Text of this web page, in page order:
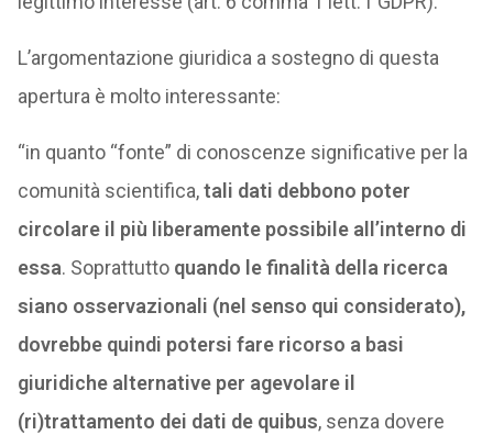
L’argomentazione giuridica a sostegno di questa
apertura è molto interessante:
“in quanto “fonte” di conoscenze significative per la
comunità scientifica,tali dati debbono poter
circolare il più liberamente possibile all’interno di
essa. Soprattutto quando le finalità della ricerca
siano osservazionali (nel senso qui considerato),
dovrebbe quindi potersi fare ricorso a basi
giuridiche alternative per agevolare il
(ri)trattamento dei dati de quibus, senza dovere